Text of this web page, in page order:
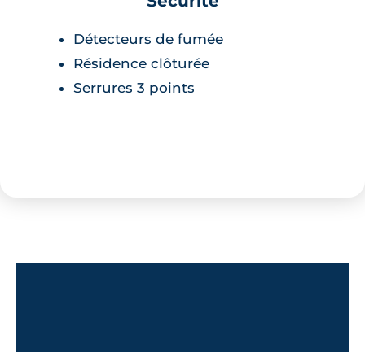
volumes, un dessin régulier et
ordonnancé des baies et ouvertures
de grande dimension qui établissent
Détecteurs de fumée
Résidence clôturée
Serrures 3 points